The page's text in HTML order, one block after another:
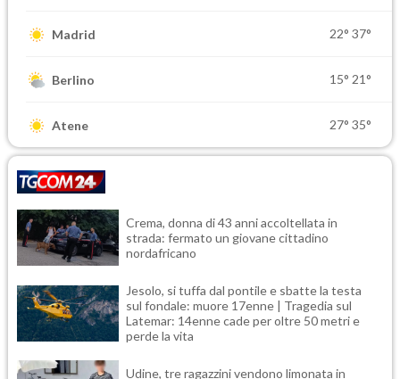
Madrid 22° 37°
Berlino 15° 21°
Atene 27° 35°
Crema, donna di 43 anni accoltellata in
strada: fermato un giovane cittadino
nordafricano
Jesolo, si tuffa dal pontile e sbatte la testa
sul fondale: muore 17enne | Tragedia sul
Latemar: 14enne cade per oltre 50 metri e
perde la vita
Udine, tre ragazzini vendono limonata in